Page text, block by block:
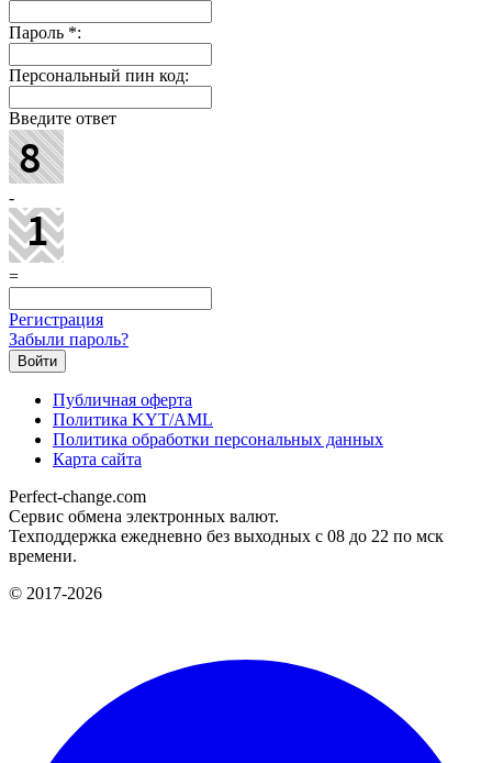
Пароль *:
Персональный пин код:
Введите ответ
-
=
Регистрация
Забыли пароль?
Публичная оферта
Политика KYT/AML
Политика обработки персональных данных
Карта сайта
Perfect-change.com
Сервис обмена электронных валют.
Техподдержка ежедневно без выходных с 08 до 22 по мск
времени.
© 2017-2026